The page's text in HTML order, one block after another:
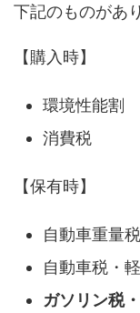
下記のものがあ
【購入時】
環境性能割
消費税
【保有時】
自動車重量
自動車税・
ガソリン税